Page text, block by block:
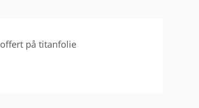
offert på titanfolie